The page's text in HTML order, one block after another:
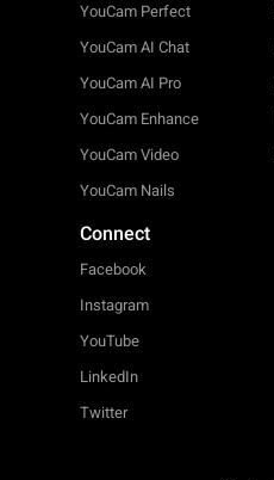
YouCam Perfect
YouCam AI Chat
YouCam AI Pro
YouCam Enhance
YouCam Video
YouCam Nails
Connect
Facebook
Instagram
YouTube
LinkedIn
Twitter